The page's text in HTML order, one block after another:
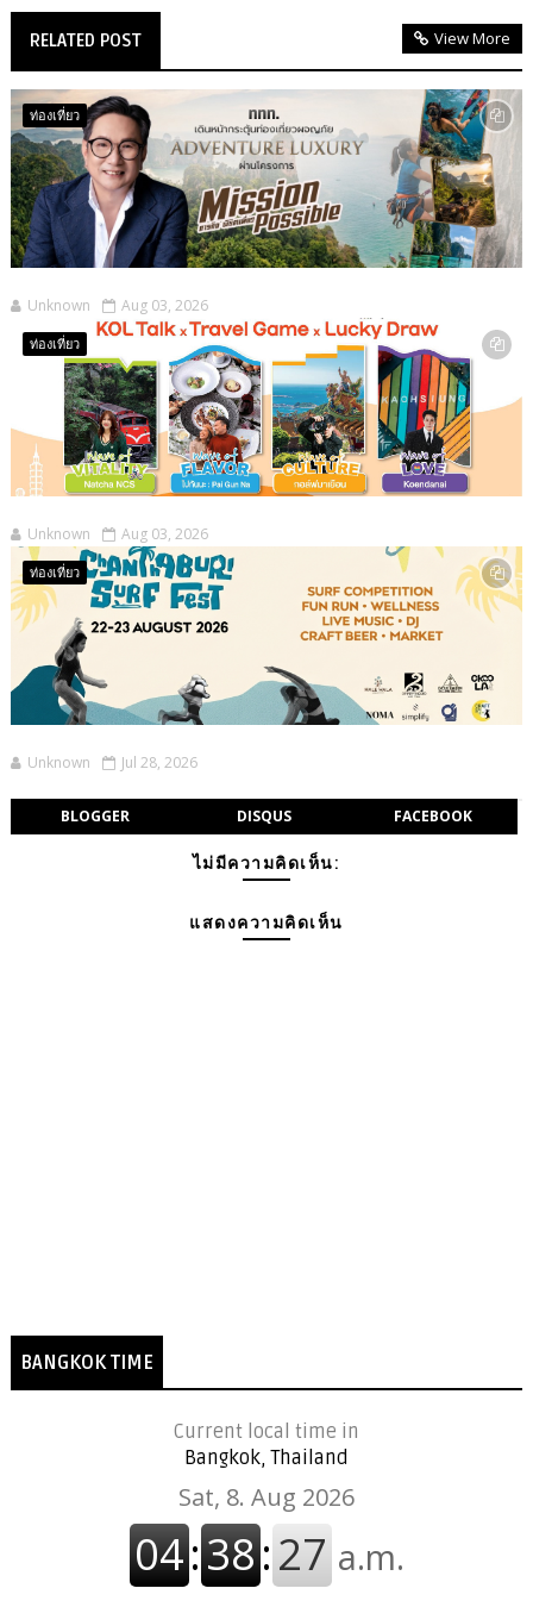
RELATED POST View More
ท่องเที่ยว
Unknown Aug 03, 2026
ท่องเที่ยว
Unknown Aug 03, 2026
ท่องเที่ยว
Unknown Jul 28, 2026
BLOGGER DISQUS FACEBOOK
ไม่มีความคิดเห็น:
แสดงความคิดเห็น
BANGKOK TIME
Current local time in
Bangkok, Thailand